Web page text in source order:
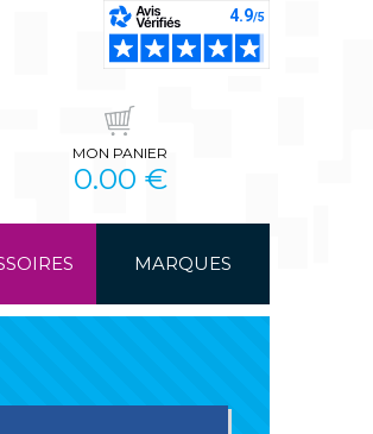
MON PANIER
0.00 €
MARQUES